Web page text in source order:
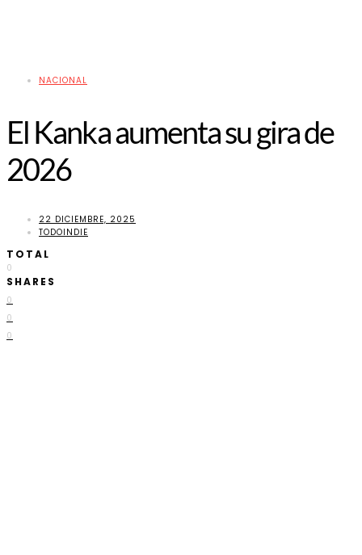
NACIONAL
El Kanka aumenta su gira de
2026
22 DICIEMBRE, 2025
TODOINDIE
TOTAL
0
SHARES
0
0
0